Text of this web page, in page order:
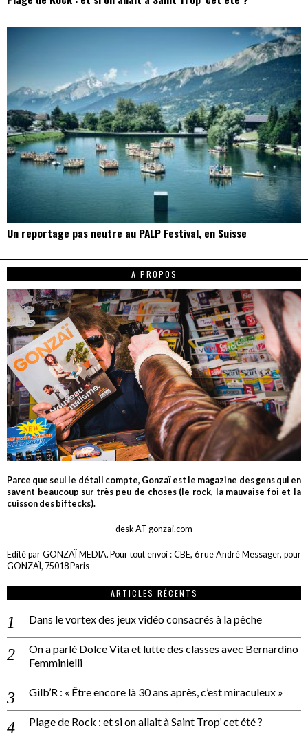
Un reportage pas neutre au PALP Festival, en Suisse
A PROPOS
Parce que seul le détail compte, Gonzaï est le magazine des gens qui en
savent beaucoup sur très peu de choses (le rock, la mauvaise foi et la
cuisson des biftecks).
desk AT gonzai.com
Edité par GONZAÏ MEDIA. Pour tout envoi : CBE, 6 rue André Messager, pour
GONZAÏ, 75018 Paris
ARTICLES RÉCENTS
Dans le vortex des jeux vidéo consacrés à la pêche
On a parlé Dolce Vita et lutte des classes avec Bernardino
Femminielli
Gilb’R : « Être encore là 30 ans après, c’est miraculeux »
Plage de Rock : et si on allait à Saint Trop’ cet été ?